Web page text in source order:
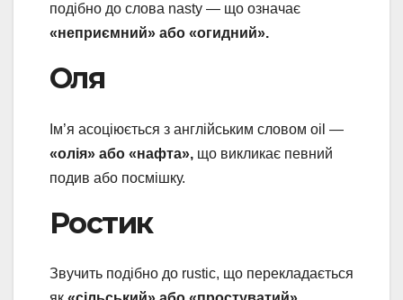
подібно до слова nasty — що означає
«неприємний» або «огидний».
Оля
Ім’я асоціюється з англійським словом oil —
«олія» або «нафта», що викликає певний
подив або посмішку.
Ростик
Звучить подібно до rustic, що перекладається